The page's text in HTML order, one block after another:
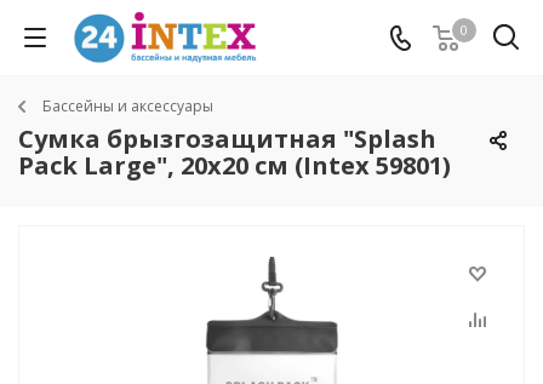
0
Бассейны и аксессуары
Сумка брызгозащитная "Splash
Pack Large", 20х20 см (Intex 59801)